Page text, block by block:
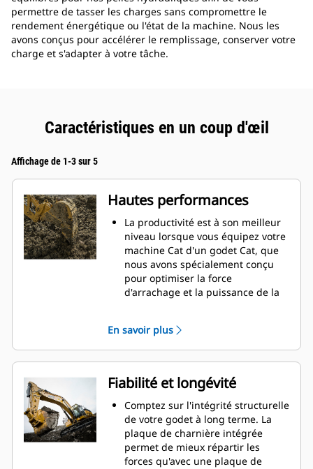
permettre de tasser les charges sans compromettre le
rendement énergétique ou l'état de la machine. Nous les
avons conçus pour accélérer le remplissage, conserver votre
charge et s'adapter à votre tâche.
Caractéristiques en un coup d'œil
Affichage de 1-3 sur 5
Hautes performances
La productivité est à son meilleur
niveau lorsque vous équipez votre
machine Cat d'un godet Cat, que
nous avons spécialement conçu
pour optimiser la force
d'arrachage et la puissance de la
double améliore le flux des
matières dans le godet. Le
dégagement de talon accru
garantit que le fond du godet ne
frotte pas, ce qui réduit les coûts
d'entretien.
La consommation de carburant est
maximale lors de l'excavation. Les
godets Cat sont conçus pour
creuser dans les matériaux
En savoir plus
Fiabilité et longévité
Comptez sur l'intégrité structurelle
de votre godet à long terme. La
plaque de charnière intégrée
permet de mieux répartir les
forces qu'avec une plaque de